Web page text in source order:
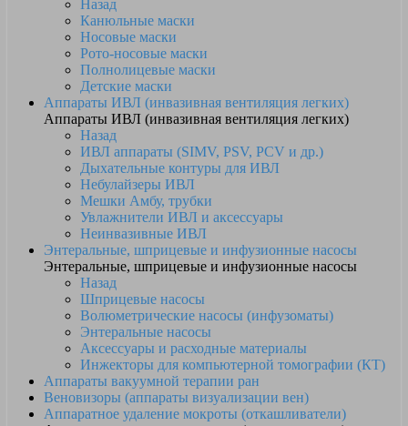
Назад
Канюльные маски
Носовые маски
Рото-носовые маски
Полнолицевые маски
Детские маски
Аппараты ИВЛ (инвазивная вентиляция легких)
Аппараты ИВЛ (инвазивная вентиляция легких)
Назад
ИВЛ аппараты (SIMV, PSV, PCV и др.)
Дыхательные контуры для ИВЛ
Небулайзеры ИВЛ
Мешки Амбу, трубки
Увлажнители ИВЛ и аксессуары
Неинвазивные ИВЛ
Энтеральные, шприцевые и инфузионные насосы
Энтеральные, шприцевые и инфузионные насосы
Назад
Шприцевые насосы
Волюметрические насосы (инфузоматы)
Энтеральные насосы
Аксессуары и расходные материалы
Инжекторы для компьютерной томографии (КТ)
Аппараты вакуумной терапии ран
Веновизоры (аппараты визуализации вен)
Аппаратное удаление мокроты (откашливатели)